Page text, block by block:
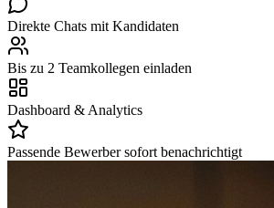
Direkte Chats mit Kandidaten
Bis zu 2 Teamkollegen einladen
Dashboard & Analytics
Passende Bewerber sofort benachrichtigt